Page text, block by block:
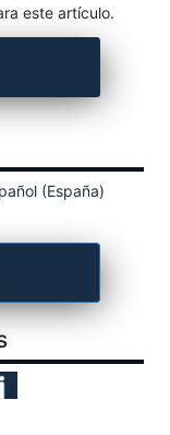
este artículo.
(España)